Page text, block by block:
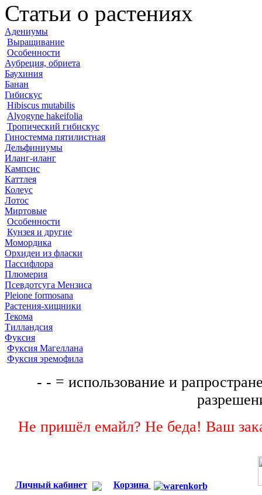
Статьи о растениях
Адениумы
Выращивание
Особенности
Аубреция, обриета
Баухиния
Банан
Гибискус
Hibiscus mutabilis
Alyogyne hakeifolia
Тропический гибискус
Гиностемма пятилистная
Дельфиниумы
Иланг-иланг
Кампсис
Каттлея
Колеус
Лотос
Миртовые
Особенности
Кунзея и другие
Момордика
Орхидеи из фласки
Пассифлора
Плюмерия
Псевдотсуга Мензиса
Pleione formosana
Растения-хищники
Текома
Тилландсия
Фуксия
Фуксия Магеллана
Фуксия эремофила
- - = использование и
Не пришёл емайл? Не беда! Ваш
Личный кабинет Корзина